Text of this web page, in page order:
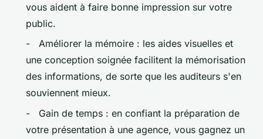
vous aident à faire bonne impression sur votre
public.
- Améliorer la mémoire : les aides visuelles et
une conception soignée facilitent la mémorisation
des informations, de sorte que les auditeurs s'en
souviennent mieux.
- Gain de temps : en confiant la préparation de
votre présentation à une agence, vous gagnez un